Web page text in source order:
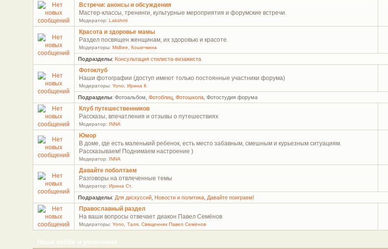
Встречи: анонсы и обсуждения
Мастер-классы, тренинги, культурные мероприятия и форумские встречи.
Модератор: Lakshmi
Красота и здоровье мамы
Раздел посвящен женщинам, их здоровью и красоте.
Модераторы: MsBee Кошечкина
Подразделы: Консультация стилиста-визажиста
Фотоклуб
Наши фотографии (доступ имеют только постоянные участники форума)
Модераторы: Yono, Ирина К
Подразделы:Фотоальбом ,Фотоблиц ,Фотошкола ,Фотостудия форума
Клуб путешественников
Рассказы, впечатления и отзывы о путешествиях
Модератор: INNA
Юмор
В доме, где есть маленький ребенок, есть место забавным, смешным и курьезным ситуациям.
Рассказываем! Поднимаем настроение )
Модератор: INNA
Давайте поболтаем
Разговоры на отвлеченные темы
Модератор: Ирина Ст.
Подразделы: Для дискусcий Новости и политика Давайте поиграем!
Православный раздел
На ваши вопросы отвечает диакон Павел Семёнов
Модераторы: Yono, Таля, Священник Павел Семёнов
Наши хобби и увлечения